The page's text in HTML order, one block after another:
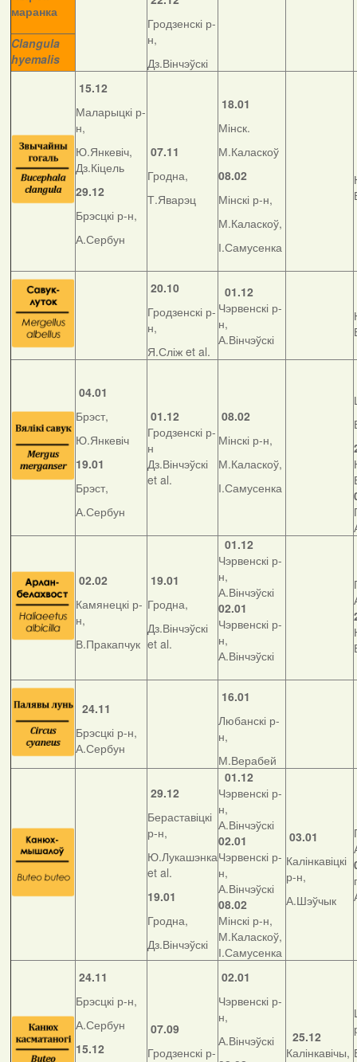
маранка
Clangula
hyemalis
Гродзенскі р-
н,
Дз.Вінчэўскі
15.12
Маларыцкі р-
н,
Ю.Янкевіч,
Дз.Кіцель
29.12
Брэсцкі р-н,
А.Сербун
07.11
Гродна,
Т.Яварэц
18.01
Мінск.
М.Каласкоў
08.02
Мінскі р-н,
М.Каласкоў,
І.Самусенка
20.10
Гродзенскі р-
н,
Я.Сліж et al.
01.12
Чэрвенскі р-
н,
А.Вінчэўскі
04.01
Брэст,
Ю.Янкевіч
19.01
Брэст,
А.Сербун
01.12
Гродзенскі р-
н
Дз.Вінчэўскі
et al.
08.02
Мінскі р-н,
М.Каласкоў,
І.Самусенка
02.02
Камянецкі р-
н,
В.Пракапчук
19.01
Гродна,
Дз.Вінчэўскі
et al.
01.12
Чэрвенскі р-
н,
А.Вінчэўскі
02.01
Чэрвенскі р-
н,
А.Вінчэўскі
24.11
Брэсцкі р-н,
А.Сербун
16.01
Любанскі р-
н,
М.Верабей
29.12
Бераставіцкі
р-н,
Ю.Лукашэнка
et al.
19.01
Гродна,
Дз.Вінчэўскі
01.12
Чэрвенскі р-
н,
А.Вінчэўскі
02.01
Чэрвенскі р-
н,
А.Вінчэўскі
08.02
Мінскі р-н,
М.Каласкоў,
І.Самусенка
03.01
Калінкавіцкі
р-н,
А.Шэўчык
24.11
Брэсцкі р-н,
А.Сербун
15.12
07.09
Гродзенскі р-
02.01
Чэрвенскі р-
н,
А.Вінчэўскі
25.12
Калінкавічы,